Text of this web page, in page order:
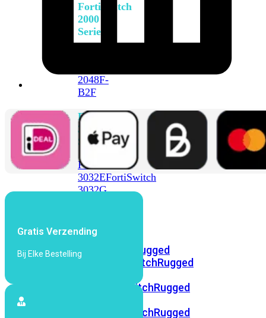
FortiSwitch
2000
Series
2048F-
B2F
FortiSwitch
3000
Series
FortiSwitch
3032EFortiSwitch
3032G
Ruggedized
FortiSwitchRugged
108F
FortiSwitchRugged
FortiSwitchRugged
FortiSwitchRugged
Gratis Verzending
Bij Elke Bestelling